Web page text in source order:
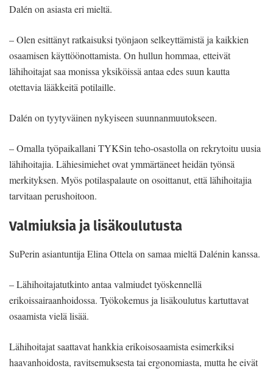
Dalén on asiasta eri mieltä.
– Olen esittänyt ratkaisuksi työnjaon selkeyttämistä ja kaikkien
osaamisen käyttöönottamista. On hullun hommaa, etteivät
lähihoitajat saa monissa yksiköissä antaa edes suun kautta
otettavia lääkkeitä potilaille.
Dalén on tyytyväinen nykyiseen suunnanmuutokseen.
– Omalla työpaikallani TYKSin teho-osastolla on rekrytoitu uusia
lähihoitajia. Lähiesimiehet ovat ymmärtäneet heidän työnsä
merkityksen. Myös potilaspalaute on osoittanut, että lähihoitajia
tarvitaan perushoitoon.
Valmiuksia ja lisäkoulutusta
SuPerin asiantuntija Elina Ottela on samaa mieltä Dalénin kanssa.
– Lähihoitajatutkinto antaa valmiudet työskennellä
erikoissairaanhoidossa. Työkokemus ja lisäkoulutus kartuttavat
osaamista vielä lisää.
Lähihoitajat saattavat hankkia erikoisosaamista esimerkiksi
haavanhoidosta, ravitsemuksesta tai ergonomiasta, mutta he eivät